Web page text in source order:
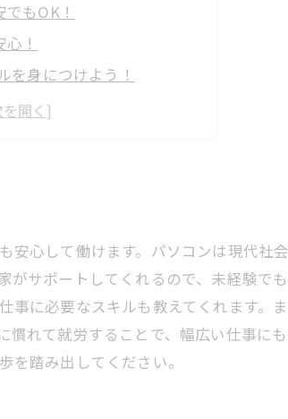
もOK！
！
を身につけよう！
方必見！
心して働けます。パソコンは現代社
サポートしてくれるので、未経験で
に必要なスキルも教えてくれます。
れて就労することで、幅広い仕事に
踏み出してください。